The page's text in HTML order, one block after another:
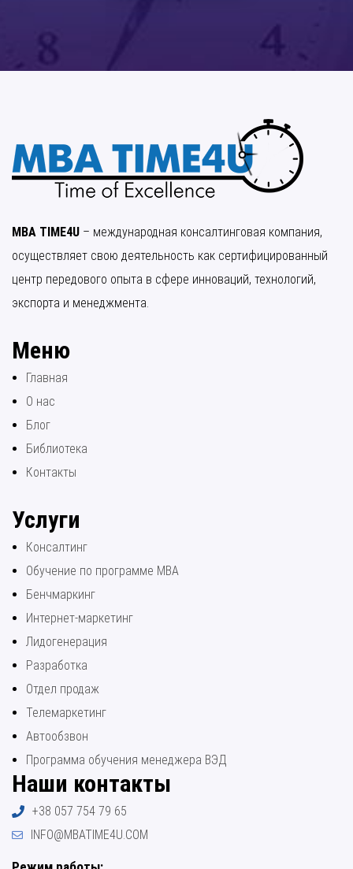
MBA TIME4U – международная консалтинговая компания,
осуществляет свою деятельность как сертифицированный
центр передового опыта в сфере инноваций, технологий,
экспорта и менеджмента.
Меню
Главная
О нас
Блог
Библиотека
Контакты
Услуги
Консалтинг
Обучение по программе МВА
Бенчмаркинг
Интернет-маркетинг
Лидогенерация
Разработка
Отдел продаж
Телемаркетинг
Автообзвон
Программа обучения менеджера ВЭД
Наши контакты
+38 057 754 79 65
INFO@MBATIME4U.COM